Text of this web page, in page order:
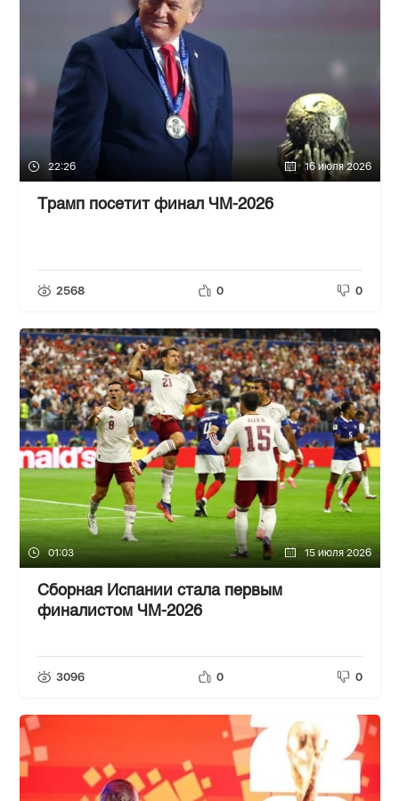
22:26 16 июля 2026
Трамп посетит финал ЧМ-2026
2568 0 0
01:03 15 июля 2026
Сборная Испании стала первым
финалистом ЧМ-2026
3096 0 0